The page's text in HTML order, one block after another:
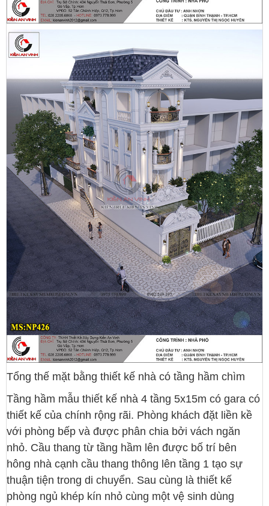
Tổng thế mặt bằng thiết kế nhà có tầng hầm chìm
Tầng hầm mẫu thiết kế nhà 4 tầng 5x15m có gara có
thiết kế của chính rộng rãi. Phòng khách đặt liền kề
với phòng bếp và được phân chia bởi vách ngăn
nhỏ. Cầu thang từ tầng hầm lên được bố trí bên
hông nhà cạnh cầu thang thông lên tầng 1 tạo sự
thuận tiện trong di chuyển. Sau cùng là thiết kế
phòng ngủ khép kín nhỏ cùng một vệ sinh dùng